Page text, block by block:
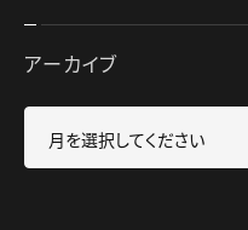
アーカイブ